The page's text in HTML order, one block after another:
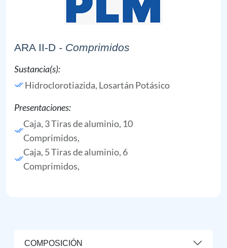
ARA II-D - Comprimidos
Sustancia(s):
Hidroclorotiazida, Losartán Potásico
Presentaciones:
Caja, 3 Tiras de aluminio, 10
Comprimidos,
Caja, 5 Tiras de aluminio, 6
Comprimidos,
COMPOSICIÓN